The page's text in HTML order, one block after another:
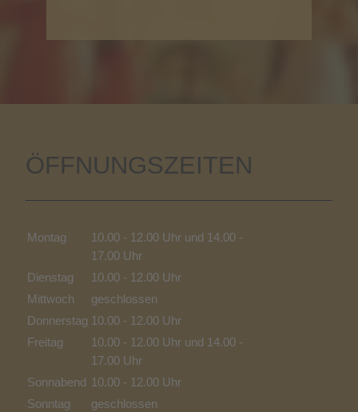
ÖFFNUNGSZEITEN
Montag
10.00 - 12.00 Uhr und 14.00 -
17.00 Uhr
Dienstag
10.00 - 12.00 Uhr
Mittwoch
geschlossen
Donnerstag 10.00 - 12.00 Uhr
Freitag
10.00 - 12.00 Uhr und 14.00 -
17.00 Uhr
Sonnabend 10.00 - 12.00 Uhr
Sonntag
geschlossen